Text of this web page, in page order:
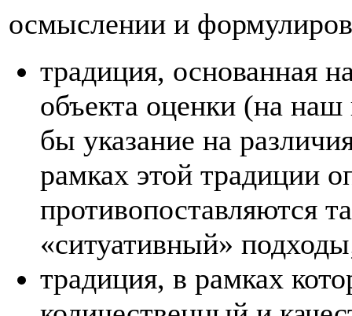
осмыслении и
традиция, основанная
объекта оценки (на наш
бы указание на
рамках этой традиции
противопоставляются
«ситуативный»
традиция, в рамках